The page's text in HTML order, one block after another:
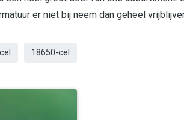
er niet bij neem dan geheel
18650-cel